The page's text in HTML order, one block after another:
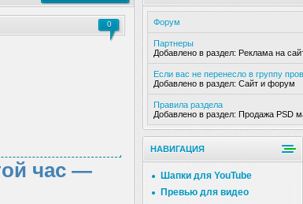
0
час —
Форум
Партнеры
Добавлено в раздел: Реклама на
Если вас не перенесло в группу
Добавлено в раздел: Сайт и форум
Правила раздела
Добавлено в раздел: Продажа PSD
НАВИГАЦИЯ
Шапки для YouTube
Превью для видео